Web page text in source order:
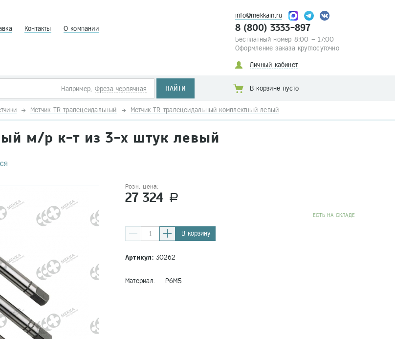
Контакты О компании
info@mekkain.ru
8 (800) 3333-897
Бесплатный номер 8:00 – 17:00
Оформление заказа круглосуточно
Личный кабинет
Например, Фреза червячная НАЙТИ В корзине пусто
Метчик TR трапецеидальный Метчик TR трапецеидальный комплектный левый
м/р к-т из 3-х штук левый
Розн. цена:
27 324 a
EСТЬ НА СКЛАДЕ
В корзину
Артикул:30262
Материал: Р6М5